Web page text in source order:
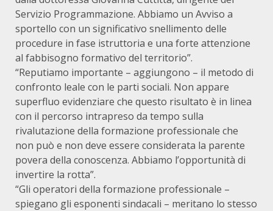
Servizio Programmazione. Abbiamo un Avviso a
sportello con un significativo snellimento delle
procedure in fase istruttoria e una forte attenzione
al fabbisogno formativo del territorio”.
“Reputiamo importante – aggiungono – il metodo di
confronto leale con le parti sociali. Non appare
superfluo evidenziare che questo risultato è in linea
con il percorso intrapreso da tempo sulla
rivalutazione della formazione professionale che
non può e non deve essere considerata la parente
povera della conoscenza. Abbiamo l’opportunità di
invertire la rotta”.
“Gli operatori della formazione professionale –
spiegano gli esponenti sindacali – meritano lo stesso